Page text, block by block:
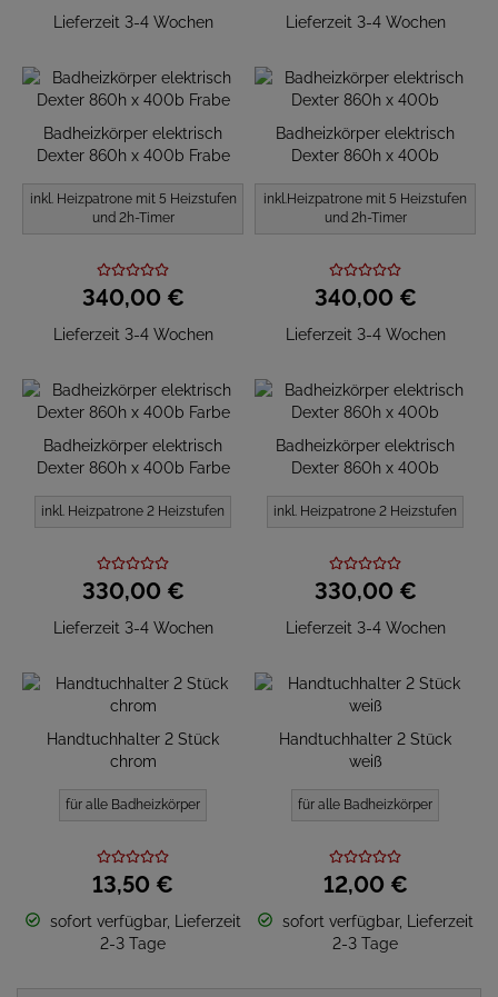
Lieferzeit 3-4 Wochen Lieferzeit 3-4 Wochen
Badheizkörper elektrisch
Dexter 860h x 400b Frabe
inkl. Heizpatrone mit 5 Heizstufen
und 2h-Timer
340,00 €
Lieferzeit 3-4 Wochen
Badheizkörper elektrisch
Dexter 860h x 400b
inkl.Heizpatrone mit 5 Heizstufen
und 2h-Timer
340,00 €
Lieferzeit 3-4 Wochen
Badheizkörper elektrisch
Dexter 860h x 400b Farbe
inkl. Heizpatrone 2 Heizstufen
330,00 €
Lieferzeit 3-4 Wochen
Badheizkörper elektrisch
Dexter 860h x 400b
inkl. Heizpatrone 2 Heizstufen
330,00 €
Lieferzeit 3-4 Wochen
Handtuchhalter 2 Stück
chrom
für alle Badheizkörper
13,50 €
sofort verfügbar, Lieferzeit
2-3 Tage
Handtuchhalter 2 Stück
weiß
für alle Badheizkörper
12,00 €
sofort verfügbar, Lieferzeit
2-3 Tage